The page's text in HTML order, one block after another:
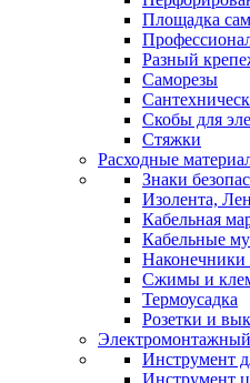
Площадка
Разный
Саморезы
Скобы для
Стяжки
Расходные
Знаки
Изолента,
Кабельная
Кабельные
Наконечники
Сжимы и
Термоусадка
Розетки и
Инструмент
Инструмент